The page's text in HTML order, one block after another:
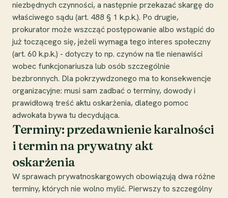
niezbędnych czynności, a następnie przekazać skargę do
właściwego sądu (art. 488 § 1 k.p.k.). Po drugie,
prokurator może wszcząć postępowanie albo wstąpić do
już toczącego się, jeżeli wymaga tego interes społeczny
(art. 60 k.p.k.) - dotyczy to np. czynów na tle nienawiści
wobec funkcjonariusza lub osób szczególnie
bezbronnych. Dla pokrzywdzonego ma to konsekwencje
organizacyjne: musi sam zadbać o terminy, dowody i
prawidłową treść aktu oskarżenia, dlatego pomoc
adwokata bywa tu decydująca.
Terminy: przedawnienie karalności
i termin na prywatny akt
oskarżenia
W sprawach prywatnoskargowych obowiązują dwa różne
terminy, których nie wolno mylić. Pierwszy to szczególny